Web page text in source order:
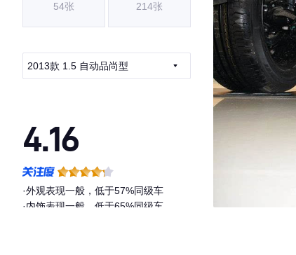
54张 214张
2013款 1.5 自动品尚型
4.16
·外观表现一般，低于57%同级车
·内饰表现一般，低于65%同级车